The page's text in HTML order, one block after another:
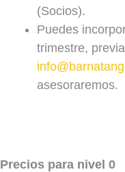
(Socios).
Puedes
trimestre,
asesoraremos.
Precios para nivel 0